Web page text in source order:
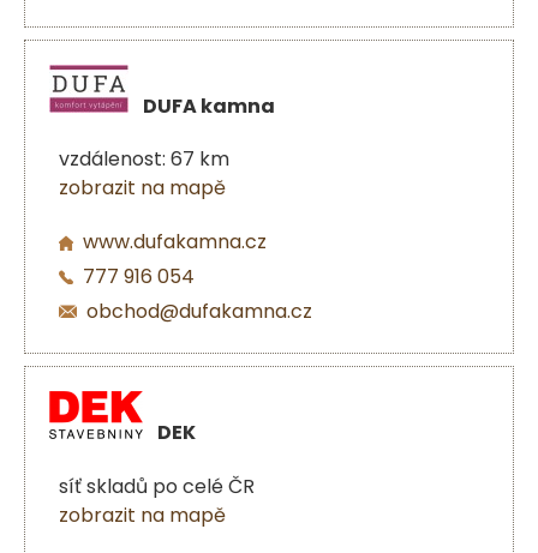
DUFA kamna
vzdálenost: 67 km
zobrazit na mapě
www.dufakamna.cz
777 916 054
obchod@dufakamna.cz
DEK
síť skladů po celé ČR
zobrazit na mapě